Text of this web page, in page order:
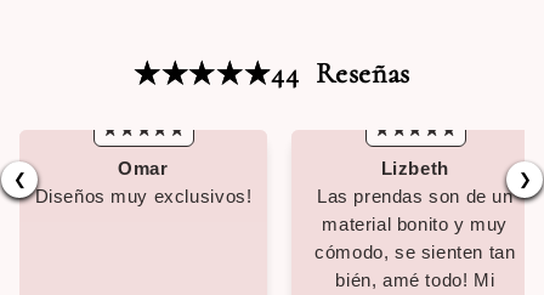
44 Reseñas
❮ ❯
Omar
Diseños muy exclusivos!
Lizbeth
Las prendas son de un
material bonito y muy
cómodo, se sienten tan
bién, amé todo! Mi